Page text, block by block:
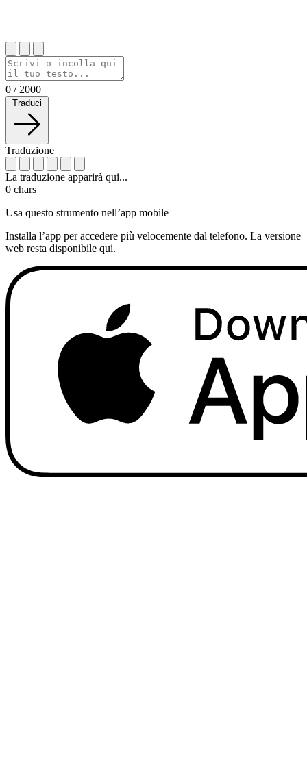
0 / 2000
Traduci
Traduzione
La traduzione apparirà qui...
0 chars
Usa questo strumento nell’app mobile
Installa l’app per accedere più velocemente dal telefono. La versione
web resta disponibile qui.